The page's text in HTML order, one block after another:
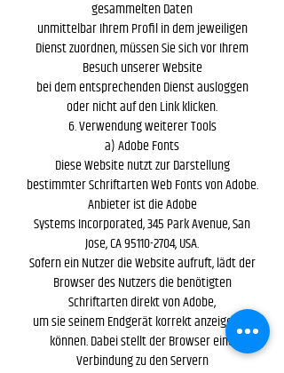
gesammelten Daten
unmittelbar Ihrem Profil in dem jeweiligen
Dienst zuordnen, müssen Sie sich vor Ihrem
Besuch unserer Website
bei dem entsprechenden Dienst ausloggen
oder nicht auf den Link klicken.
6. Verwendung weiterer Tools
a) Adobe Fonts
Diese Website nutzt zur Darstellung
bestimmter Schriftarten Web Fonts von Adobe.
Anbieter ist die Adobe
Systems Incorporated, 345 Park Avenue, San
Jose, CA 95110-2704, USA.
Sofern ein Nutzer die Website aufruft, lädt der
Browser des Nutzers die benötigten
Schriftarten direkt von Adobe,
um sie seinem Endgerät korrekt anzeigen zu
können. Dabei stellt der Browser eine
Verbindung zu den Servern